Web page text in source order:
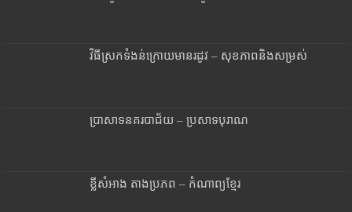
វិធីស្រកទំងន់ក្រោយមានរដូវ – សុខភាពនិងសម្រស់
ប្រាសាទនគរបាជ័យ – ប្រសាទបុរាណ
ខ្លីសំអាង តាងប្រភព – កំណាព្យខ្មែរ